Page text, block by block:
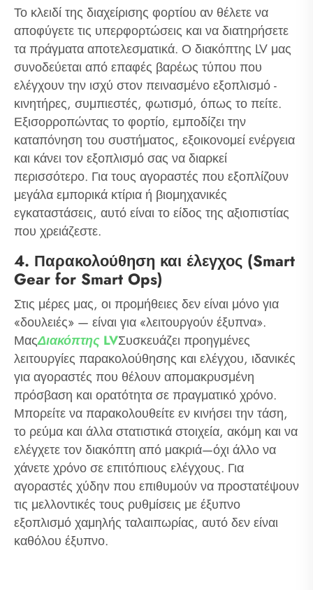
Το κλειδί της διαχείρισης φορτίου αν θέλετε να
αποφύγετε τις υπερφορτώσεις και να διατηρήσετε
τα πράγματα αποτελεσματικά. Ο διακόπτης LV μας
συνοδεύεται από επαφές βαρέως τύπου που
ελέγχουν την ισχύ στον πεινασμένο εξοπλισμό -
κινητήρες, συμπιεστές, φωτισμό, όπως το πείτε.
Εξισορροπώντας το φορτίο, εμποδίζει την
καταπόνηση του συστήματος, εξοικονομεί ενέργεια
και κάνει τον εξοπλισμό σας να διαρκεί
περισσότερο. Για τους αγοραστές που εξοπλίζουν
μεγάλα εμπορικά κτίρια ή βιομηχανικές
εγκαταστάσεις, αυτό είναι το είδος της αξιοπιστίας
που χρειάζεστε.
4. Παρακολούθηση και έλεγχος (Smart
Gear for Smart Ops)
Στις μέρες μας, οι προμήθειες δεν είναι μόνο για
«δουλειές» — είναι για «λειτουργούν έξυπνα».
ΜαςΔιακόπτης LVΣυσκευάζει προηγμένες
λειτουργίες παρακολούθησης και ελέγχου, ιδανικές
για αγοραστές που θέλουν απομακρυσμένη
πρόσβαση και ορατότητα σε πραγματικό χρόνο.
Μπορείτε να παρακολουθείτε εν κινήσει την τάση,
το ρεύμα και άλλα στατιστικά στοιχεία, ακόμη και να
ελέγχετε τον διακόπτη από μακριά—όχι άλλο να
χάνετε χρόνο σε επιτόπιους ελέγχους. Για
αγοραστές χύδην που επιθυμούν να προστατέψουν
τις μελλοντικές τους ρυθμίσεις με έξυπνο
εξοπλισμό χαμηλής ταλαιπωρίας, αυτό δεν είναι
καθόλου έξυπνο.